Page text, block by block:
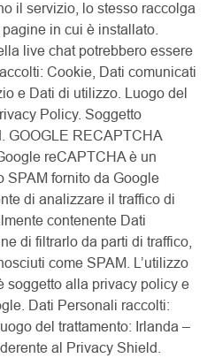
il servizio, lo stesso raccolga
in cui è installato.
live chat potrebbero essere
Cookie, Dati comunicati
e Dati di utilizzo. Luogo del
Policy. Soggetto
GOOGLE RECAPTCHA
reCAPTCHA è un
SPAM fornito da Google
di analizzare il traffico di
contenente Dati
di filtrarlo da parti di traffico,
come SPAM. L’utilizzo
soggetto alla privacy policy e
Dati Personali raccolti:
del trattamento: Irlanda –
al Privacy Shield.